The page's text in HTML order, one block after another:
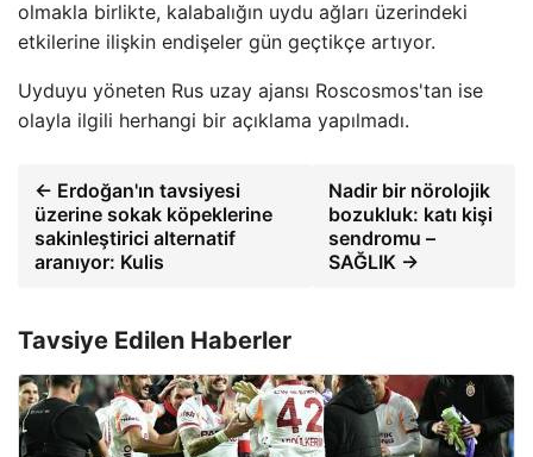
olmakla birlikte, kalabalığın uydu ağları üzerindeki
etkilerine ilişkin endişeler gün geçtikçe artıyor.
Uyduyu yöneten Rus uzay ajansı Roscosmos'tan ise
olayla ilgili herhangi bir açıklama yapılmadı.
← Erdoğan'ın tavsiyesi
üzerine sokak köpeklerine
sakinleştirici alternatif
aranıyor: Kulis
Nadir bir nörolojik
bozukluk: katı kişi
sendromu –
SAĞLIK →
Tavsiye Edilen Haberler